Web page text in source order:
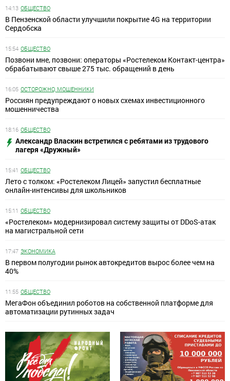
14:13 ОБЩЕСТВО
В Пензенской области улучшили покрытие 4G на территории
Сердобска
15:54 ОБЩЕСТВО
Позвони мне, позвони: операторы «Ростелеком Контакт-центра»
обрабатывают свыше 275 тыс. обращений в день
16:05 ОСТОРОЖНО, МОШЕННИКИ
Россиян предупреждают о новых схемах инвестиционного
мошенничества
18:16 ОБЩЕСТВО
Александр Власкин встретился с ребятами из трудового
лагеря «Дружный»
15:41 ОБЩЕСТВО
Лето с толком: «Ростелеком Лицей» запустил бесплатные
онлайн-интенсивы для школьников
15:11 ОБЩЕСТВО
«Ростелеком» модернизировал систему защиты от DDoS-атак
на магистральной сети
17:47 ЭКОНОМИКА
В первом полугодии рынок автокредитов вырос более чем на
40%
11:55 ОБЩЕСТВО
МегаФон объединил роботов на собственной платформе для
автоматизации рутинных задач